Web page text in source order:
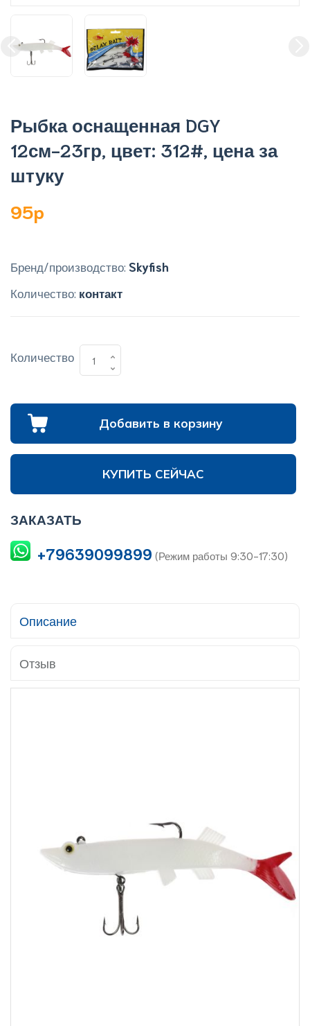
Рыбка оснащенная DGY
12см-23гр, цвет: 312#, цена за
штуку
95p
Бренд/производство: Skyfish
Количество: контакт
Количество
Добавить в корзину
КУПИТЬ СЕЙЧАС
ЗАКАЗАТЬ
+79639099899 (Режим работы 9:30-17:30)
Описание
Отзыв